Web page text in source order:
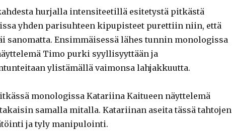
hurjalla intensiteetillä esitetystä pitkästä
yhden parisuhteen kipupisteet purettiin niin, että
sanomatta. Ensimmäisessä lähes tunnin monologissa
Timo purki syyllisyyttään ja
ylistämällä vaimonsa lahjakkuutta.
monologissa Katariina Kaitueen näyttelemä
samalla mitalla. Katariinan aseita tässä tahtojen
ja tyly manipulointi.